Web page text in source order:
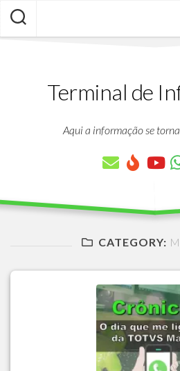
Skip
content
Terminal de
Aqui a informação se
CATEGORY: